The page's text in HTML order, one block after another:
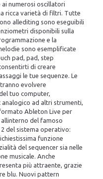
numerosi oscillatori
ricca varietà di filtri. Tutte
allediting sono eseguibili
disponibili sulla
e la
sono esemplificate
pad, pad, step
di creare
le tue sequenze. Le
evolvere
tuo computer,
ad altri strumenti,
Ableton Live per
del famoso
del sistema operativo:
funzione
del sequencer sia nelle
musicale. Anche
più attraente, grazie
blu. Nuovi pattern